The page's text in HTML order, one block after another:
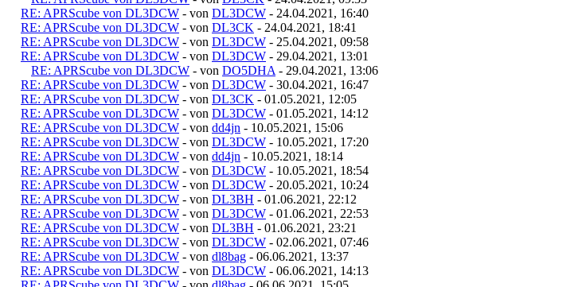
RE: APRScube von DL3DCW - von DL3DCW - 24.04.2021, 16:40
RE: APRScube von DL3DCW - von DL3CK - 24.04.2021, 18:41
RE: APRScube von DL3DCW - von DL3DCW - 25.04.2021, 09:58
RE: APRScube von DL3DCW - von DL3DCW - 29.04.2021, 13:01
RE: APRScube von DL3DCW - von DO5DHA - 29.04.2021, 13:06
RE: APRScube von DL3DCW - von DL3DCW - 30.04.2021, 16:47
RE: APRScube von DL3DCW - von DL3CK - 01.05.2021, 12:05
RE: APRScube von DL3DCW - von DL3DCW - 01.05.2021, 14:12
RE: APRScube von DL3DCW - von dd4jn - 10.05.2021, 15:06
RE: APRScube von DL3DCW - von DL3DCW - 10.05.2021, 17:20
RE: APRScube von DL3DCW - von dd4jn - 10.05.2021, 18:14
RE: APRScube von DL3DCW - von DL3DCW - 10.05.2021, 18:54
RE: APRScube von DL3DCW - von DL3DCW - 20.05.2021, 10:24
RE: APRScube von DL3DCW - von DL3BH - 01.06.2021, 22:12
RE: APRScube von DL3DCW - von DL3DCW - 01.06.2021, 22:53
RE: APRScube von DL3DCW - von DL3BH - 01.06.2021, 23:21
RE: APRScube von DL3DCW - von DL3DCW - 02.06.2021, 07:46
RE: APRScube von DL3DCW - von dl8bag - 06.06.2021, 13:37
RE: APRScube von DL3DCW - von DL3DCW - 06.06.2021, 14:13